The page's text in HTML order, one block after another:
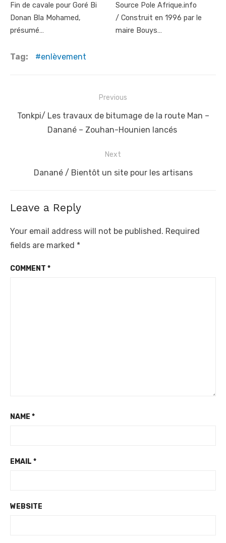
Fin de cavale pour Goré Bi
Donan Bla Mohamed,
présumé…
Source Pole Afrique.info
/ Construit en 1996 par le
maire Bouys…
Tag: enlèvement
navigation
Previous
Previous
Tonkpi/ Les travaux de bitumage de la route Man –
Danané – Zouhan-Hounien lancés
Next
Next
Danané / Bientôt un site pour les artisans
Leave a Reply
Your email address will not be published. Required
fields are marked *
COMMENT *
NAME *
EMAIL *
WEBSITE